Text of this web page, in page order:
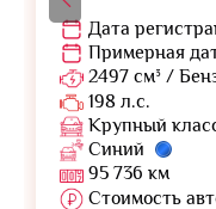
Дата
Примерная
2497 см³ /
198 л.с.
Крупный
Синий
95 736 км
Стоимость